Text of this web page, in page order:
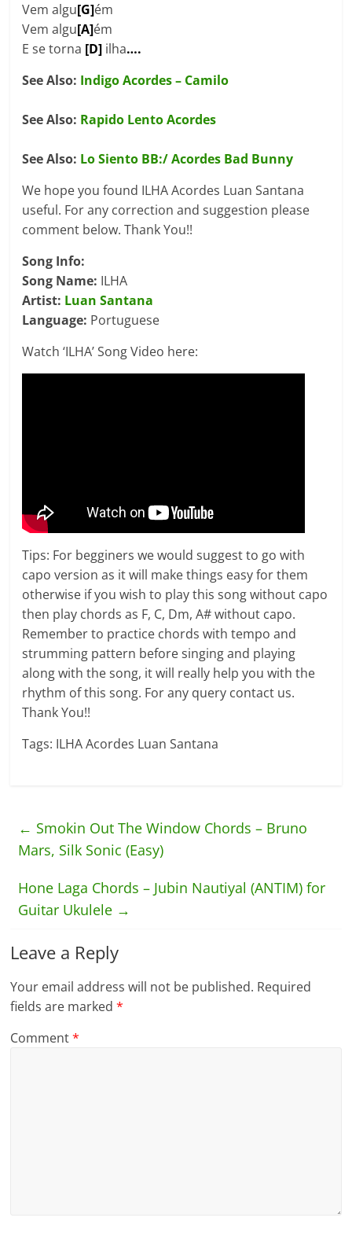
Vem algu[G]ém
Vem algu[A]ém
E se torna [D] ilha….
See Also: Indigo Acordes – Camilo
See Also: Rapido Lento Acordes
See Also: Lo Siento BB:/ Acordes Bad Bunny
We hope you found ILHA Acordes Luan Santana
useful. For any correction and suggestion please
comment below. Thank You!!
Song Info:
Song Name: ILHA
Artist: Luan Santana
Language: Portuguese
Watch ‘ILHA’ Song Video here:
Tips: For begginers we would suggest to go with
capo version as it will make things easy for them
otherwise if you wish to play this song without capo
then play chords as F, C, Dm, A# without capo.
Remember to practice chords with tempo and
strumming pattern before singing and playing
along with the song, it will really help you with the
rhythm of this song. For any query contact us.
Thank You!!
Tags: ILHA Acordes Luan Santana
← Smokin Out The Window Chords – Bruno
Mars, Silk Sonic (Easy)
Hone Laga Chords – Jubin Nautiyal (ANTIM) for
Guitar Ukulele →
Leave a Reply
Your email address will not be published. Required
fields are marked*
Comment*